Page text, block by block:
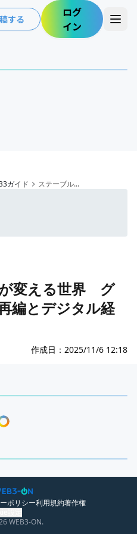
する
ログ
イン
ガイド ステーブル...
変える世界 グ
編とデジタル経
作成日： 2025/11/6 12:18
ポリシー利用規約著作権
WEB3-ON.